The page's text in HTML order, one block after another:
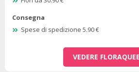
Consegna
Spese di spedizione 5.90 €
VEDERE